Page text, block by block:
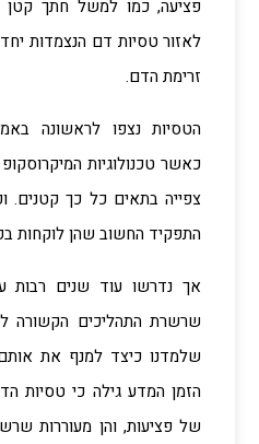
פציעה, כמו למשל חתך קטן
לאזור טסיות דם הנצמדות
זרימת הדם.
הטסיות נצפו לראשונה
כאשר טכנולוגיות
צפייה בתאים כל כך קטנים.
התפקיד החשוב שהן לוקחות
אך נדרשו עוד שנים רבות
שרשרת התהליכים הקשורה
שלמדנו כיצד למנף את
הזמן המדע גילה כי טסיות
של פציעות, והן מעוררות